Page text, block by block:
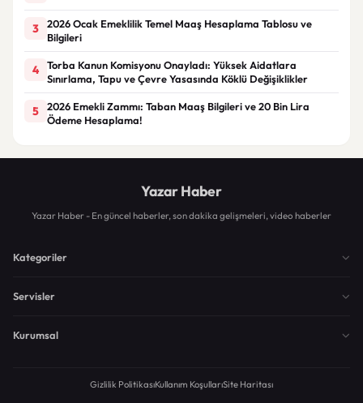
3
2026 Ocak Emeklilik Temel Maaş Hesaplama Tablosu ve
Bilgileri
4
Torba Kanun Komisyonu Onayladı: Yüksek Aidatlara
Sınırlama, Tapu ve Çevre Yasasında Köklü Değişiklikler
5
2026 Emekli Zammı: Taban Maaş Bilgileri ve 20 Bin Lira
Ödeme Hesaplama!
Yazar Haber
Yazar Haber - En güncel haberler, son dakika gelişmeleri, video haberler
Kategoriler
Servisler
Kurumsal
Gizlilik PolitikasıKullanım KoşullarıSite Haritası